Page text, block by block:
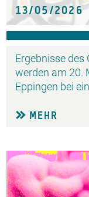
13/05/2026
Ergebnisse des
werden am 20.
Eppingen bei
MEHR